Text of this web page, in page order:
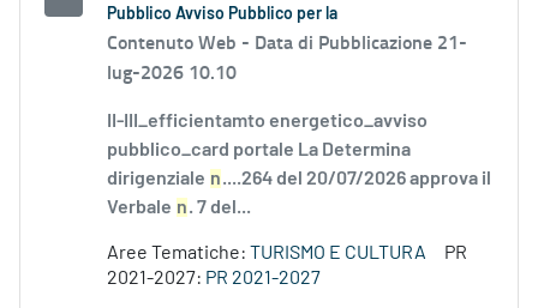
Pubblico Avviso Pubblico per la
Contenuto Web - Data di Pubblicazione 21-
lug-2026 10.10
II-III_efficientamto energetico_avviso
pubblico_card portale La Determina
dirigenziale n....264 del 20/07/2026 approva il
Verbale n. 7 del...
Aree Tematiche: TURISMO E CULTURA
PR
2021-2027: PR 2021-2027